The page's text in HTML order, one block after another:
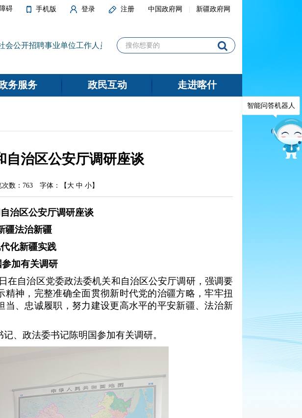
碍 手机版 登录 注册 中国政府网 新疆政府网
公开招聘事业单位工作人员分类考试（喀什岗位）体检、考察结果及第二批拟聘人员
务服务 政民互动 走进喀什
自治区公安厅调研座谈
数： 763 字体：【 大 中 小】
治区公安厅调研座谈
法治新疆
化新疆实践
参加有关调研
在自治区党委政法委机关和自治区公安厅调研，强调要
神，完整准确全面贯彻新时代党的治疆方略，牢牢扭
、忠诚履职，努力建设更高水平的平安新疆、法治新
、政法委书记陈明国参加有关调研。
智能问答机器人